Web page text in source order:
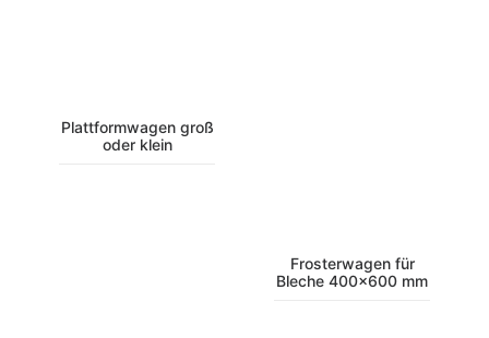
Plattformwagen groß
oder klein
Frosterwagen für
Bleche 400×600 mm